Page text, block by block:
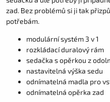
zad. Bez problémů si ji tak
potřebám.
modulární systém 3 v 1
rozkládací duralový rám
sedačka s opěrkou z
nastavitelná výška sedu
odnímatelná madla pro
odnímatelná opěrka zad